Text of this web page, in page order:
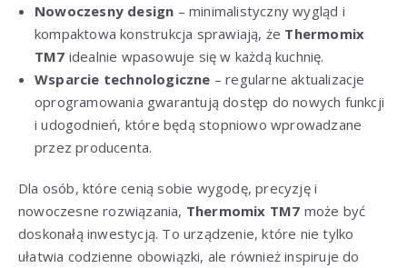
Nowoczesny design – minimalistyczny wygląd i
kompaktowa konstrukcja sprawiają, że Thermomix
TM7 idealnie wpasowuje się w każdą kuchnię.
Wsparcie technologiczne – regularne aktualizacje
oprogramowania gwarantują dostęp do nowych funkcji
i udogodnień, które będą stopniowo wprowadzane
przez producenta.
Dla osób, które cenią sobie wygodę, precyzję i
nowoczesne rozwiązania, Thermomix TM7 może być
doskonałą inwestycją. To urządzenie, które nie tylko
ułatwia codzienne obowiązki, ale również inspiruje do